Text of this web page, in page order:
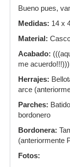
Bueno pues,
Medidas: 14 x
Material:
Acabado:
me acuerdo!!!)))
Herrajes:
arce
Parches:
bordonero
Bordonera:
(anteriormente
Fotos: